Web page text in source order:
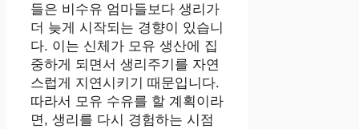
들은 비수유 엄마들보다 생리가
더 늦게 시작되는 경향이 있습니
다. 이는 신체가 모유 생산에 집
중하게 되면서 생리주기를 자연
스럽게 지연시키기 때문입니다.
따라서 모유 수유를 할 계획이라
면, 생리를 다시 경험하는 시점